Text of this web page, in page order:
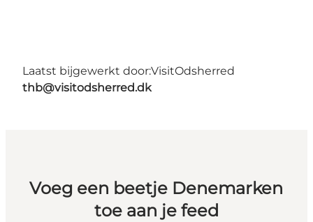
Laatst bijgewerkt door:VisitOdsherred
thb@visitodsherred.dk
Voeg een beetje Denemarken
toe aan je feed